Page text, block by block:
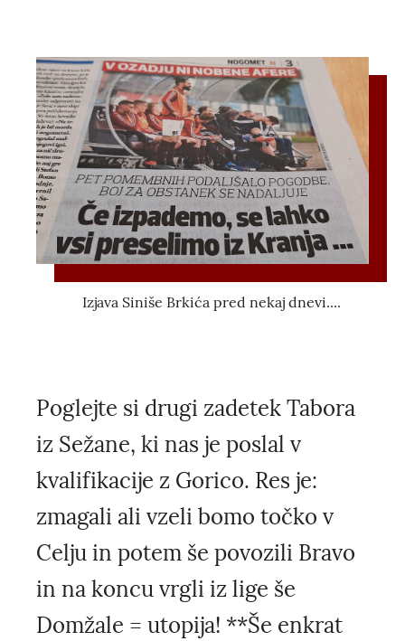
Izjava Siniše Brkića pred nekaj dnevi....
Poglejte si drugi zadetek Tabora
iz Sežane, ki nas je poslal v
kvalifikacije z Gorico. Res je:
zmagali ali vzeli bomo točko v
Celju in potem še povozili Bravo
in na koncu vrgli iz lige še
Domžale = utopija! **Še enkrat